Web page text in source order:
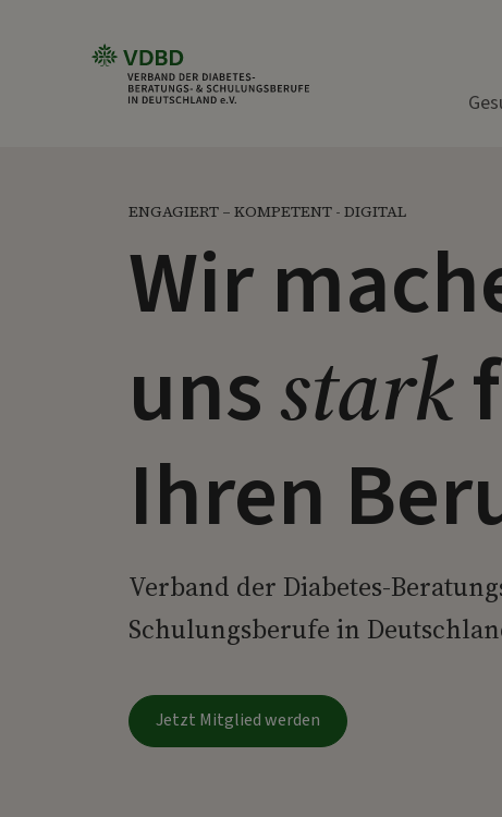
ENGAGIERT – KOMPETENT - DIGITAL
Wir
unsstark
Ihren
Verband der Diabetes-
Schulungsberufe in
Jetzt Mitglied werden